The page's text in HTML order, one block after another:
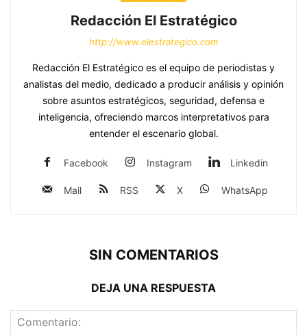
Redacción El Estratégico
http://www.elestrategico.com
Redacción El Estratégico es el equipo de periodistas y
analistas del medio, dedicado a producir análisis y opinión
sobre asuntos estratégicos, seguridad, defensa e
inteligencia, ofreciendo marcos interpretativos para
entender el escenario global.
Facebook Instagram Linkedin
Mail RSS X WhatsApp
SIN COMENTARIOS
DEJA UNA RESPUESTA